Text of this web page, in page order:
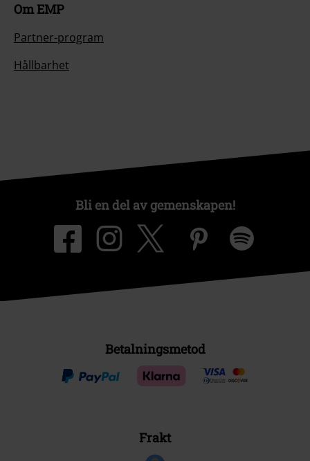
Om EMP
Partner-program
Hållbarhet
Bli en del av gemenskapen!
Betalningsmetod
Frakt